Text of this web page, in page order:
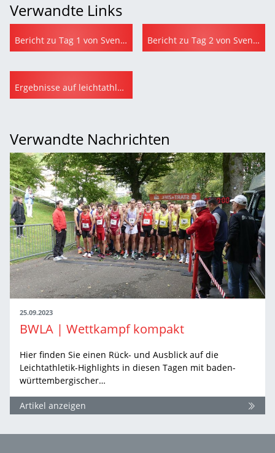
Verwandte Links
Bericht zu Tag 1 von Svenja Sapper auf leichtathletik.de Bericht zu Tag 2 von Svenja Sapper auf leichtathletik.de
Ergebnisse auf leichtathletik.de
Verwandte Nachrichten
25.09.2023
BWLA | Wettkampf kompakt
Hier finden Sie einen Rück- und Ausblick auf die
Leichtathletik-Highlights in diesen Tagen mit baden-
württembergischer…
Artikel anzeigen